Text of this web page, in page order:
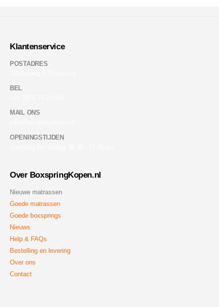
Klantenservice
POSTADRES
BEL
MAIL ONS
OPENINGSTIJDEN
Over BoxspringKopen.nl
Nieuwe matrassen
Goede matrassen
Goede boxsprings
Nieuws
Help & FAQs
Bestelling en levering
Over ons
Contact